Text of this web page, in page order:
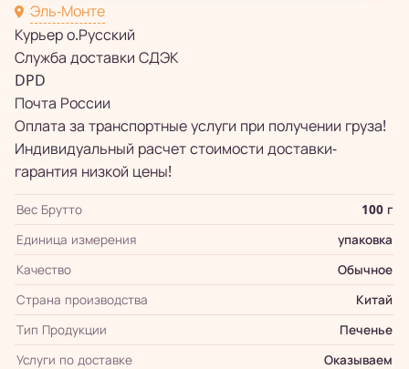
Эль-Монте
Курьер о.Русский
Служба доставки СДЭК
DPD
Почта России
Оплата за транспортные услуги при получении груза!
Индивидуальный расчет стоимости доставки-
гарантия низкой цены!
Вес Брутто
100 г
Единица измерения
упаковка
Качество
Обычное
Страна производства
Китай
Тип Продукции
Печенье
Услуги по доставке
Оказываем